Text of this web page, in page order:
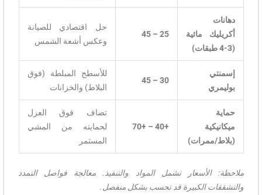
دهانات
أكريليك مائية
(3-4 طبقات)
25 – 45
حل اقتصادي للصيانة
وعكس أشعة الشمس
إسمنتي
بوليمري
30 – 45
للأسطح المبلطة (فوق
البلاط) والخزانات
حماية
ميكانيكية
(بلاط/ممرات)
+40 – +70
تضاف فوق العزل
لحمايته من المشي
المستمر
ملاحظة: الأسعار تشمل المواد والتنفيذ. معالجة فواصل التمدد
والتشققات الكبيرة قد تحسب بشكل منفصل.